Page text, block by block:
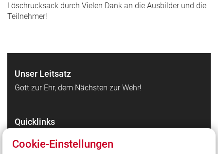
Löschrucksack durch Vielen Dank an die Ausbilder und die
Teilnehmer!
Unser Leitsatz
Gott zur Ehr, dem Nächsten zur Wehr!
Quicklinks
Facebookseite der Jugendfeuerwehr Köditz
Cookie-Einstellungen